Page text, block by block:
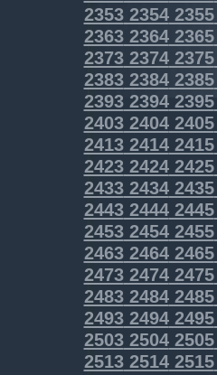
235323542355
236323642365
237323742375
238323842385
239323942395
240324042405
241324142415
242324242425
243324342435
244324442445
245324542455
246324642465
247324742475
248324842485
249324942495
250325042505
251325142515